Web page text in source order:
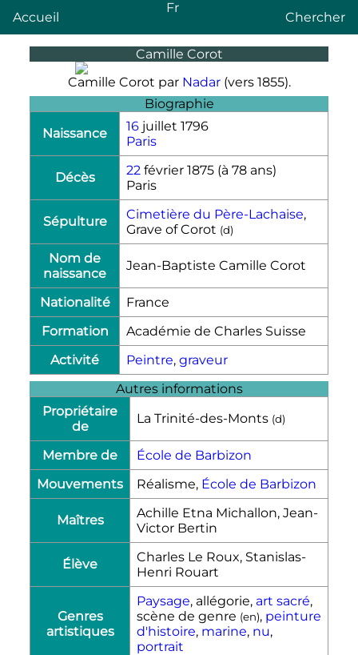
Accueil
Fr
Chercher
Camille Corot
Camille Corot par Nadar(vers 1855).
Biographie
Naissance
16 juillet 1796
Paris
Décès 22 février 1875 (à 78 ans)
Paris
Sépulture Cimetière du Père-Lachaise,
Grave of Corot (d)
Nom de
naissance
Jean-Baptiste Camille Corot
Nationalité
France
Formation
Académie de Charles Suisse
Activité
Peintre, graveur
Autres informations
Propriétaire
de
La Trinité-des-Monts (d)
Membre de
École de Barbizon
Mouvements
Réalisme, École de Barbizon
Maîtres
Achille Etna Michallon, Jean-
Victor Bertin
Élève
Charles Le Roux, Stanislas-
Henri Rouart
Genres
artistiques
Paysage, allégorie, art sacré,
scène de genre (en), peinture
d'histoire, marine, nu,
portrait